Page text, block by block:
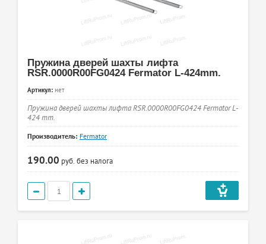
Пружина дверей шахты лифта
RSR.0000R00FG0424 Fermator L-424mm.
Артикул: нет
Пружина дверей шахты лифта RSR.0000R00FG0424 Fermator L-
424 mm.
Производитель: Fermator
190.00 руб. без налога